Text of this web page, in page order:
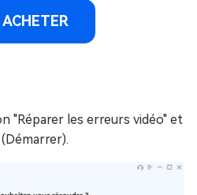
ACHETER
"Réparer les erreurs vidéo" et